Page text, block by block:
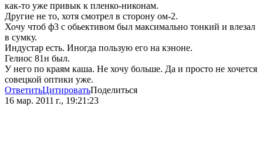
как-то уже привык к пленко-никонам.
Другие не то, хотя смотрел в сторону ом-2.
Хочу чтоб ф3 с обьективом был максимально тонкий и влезал
в сумку.
Индустар есть. Иногда пользую его на кэноне.
Гелиос 81н был.
У него по краям каша. Не хочу больше. Да и просто не хочется
совецкой оптики уже.
ОтветитьЦитироватьПоделиться
16 мар. 2011 г., 19:21:23